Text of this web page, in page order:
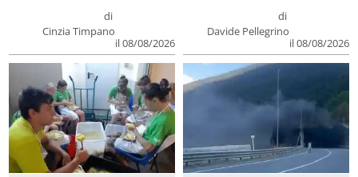
di
Cinzia Timpano
il 08/08/2026
di
Davide Pellegrino
il 08/08/2026